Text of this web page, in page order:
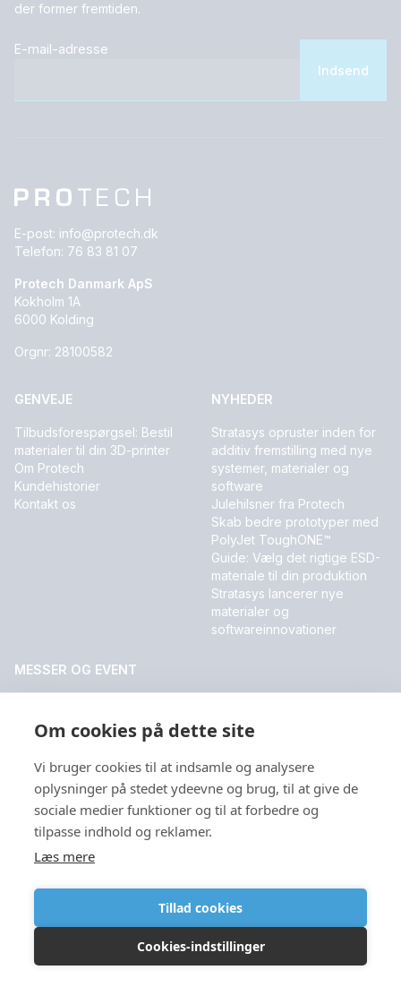
Om cookies på dette site
Vi bruger cookies til at indsamle og analysere
oplysninger på stedet ydeevne og brug, til at give de
sociale medier funktioner og til at forbedre og
tilpasse indhold og reklamer.
Læs mere
Tillad cookies
Cookies-indstillinger
der former fremtiden.
E-mail-adresse
E-post: info@protech.dk
Telefon: 76 83 81 07
Protech Danmark ApS
Kokholm 1A
6000 Kolding
Orgnr: 28100582
GENVEJE
Tilbudsforespørgsel: Bestil
materialer til din 3D-printer
Om Protech
Kundehistorier
Kontakt os
NYHEDER
Stratasys opruster inden for
additiv fremstilling med nye
systemer, materialer og
software
Julehilsner fra Protech
Skab bedre prototyper med
PolyJet ToughONE™
Guide: Vælg det rigtige ESD-
materiale til din produktion
Stratasys lancerer nye
materialer og
softwareinnovationer
MESSER OG EVENT
Copyright © 2026